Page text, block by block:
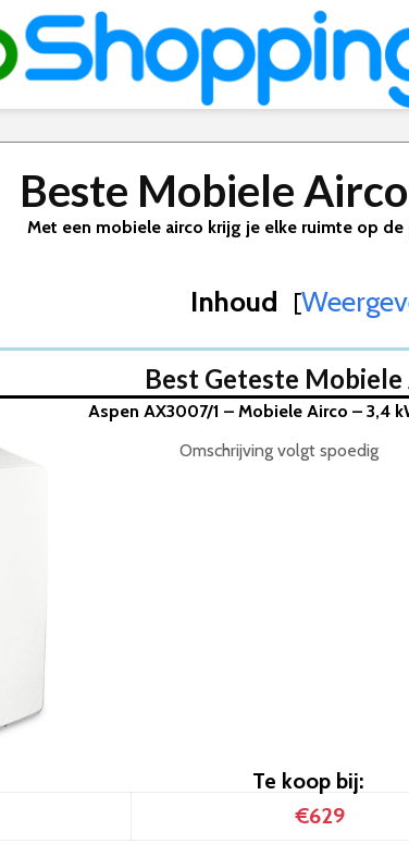
Beste Mobiele
Met een mobiele airco krijg je elke ruimte op
Inhoud [
3.5 kw – Nieuwste model
– 3,4 kW – 12000 BTU
– Airco’s – Airconditioning – Airco met
– 3 in 1 – Afstandsbediening – Raamafdichtingskit
– Met Wifi – 12000 BTU – Airconditioning –
– 3-in-1 functie – Wit
3.5 kw – Nieuwste model
– 3 in 1 – Afstandsbediening – Raamafdichtingskit
– Met Wifi – 12000 BTU – Airconditioning –
– 3-in-1 functie – Wit
– ZEER ENERGIEZUINIG EN STIL DOOR
met afstandsbediening – 7000 BTU –
Best Geteste
Aspen AX3007/1 – Mobiele Airco – 3,4
Omschrijving volgt spoedig
Te koop bij:
€629